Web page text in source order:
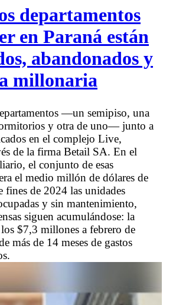
departamentos
en Paraná están
abandonados y
millonaria
—un semipiso, una
y otra de uno— junto a
en el complejo Live,
de la firma Betail SA. En el
el conjunto de esas
el medio millón de dólares de
fines de 2024 las unidades
y sin mantenimiento,
siguen acumulándose: la
$7,3 millones a febrero de
más de 14 meses de gastos